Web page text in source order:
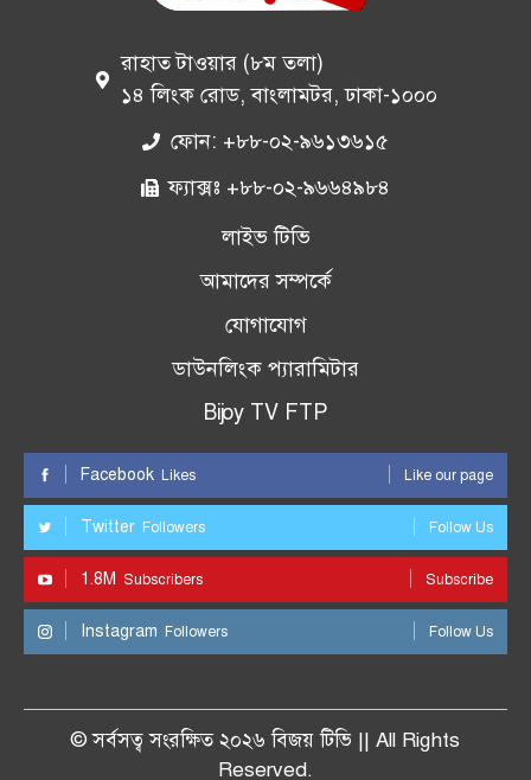
রাহাত টাওয়ার (৮ম তলা)
১৪ লিংক রোড, বাংলামটর, ঢাকা-১০০০
ফোন: +৮৮-০২-৯৬১৩৬১৫
ফ্যাক্সঃ +৮৮-০২-৯৬৬৪৯৮৪
লাইভ টিভি
আমাদের সম্পর্কে
যোগাযোগ
ডাউনলিংক প্যারামিটার
Bijoy TV FTP
Facebook Likes Like our page
Twitter Followers Follow Us
1.8M Subscribers Subscribe
Instagram Followers Follow Us
© সর্বসত্ব সংরক্ষিত ২০২৬ বিজয় টিভি || All Rights
Reserved.